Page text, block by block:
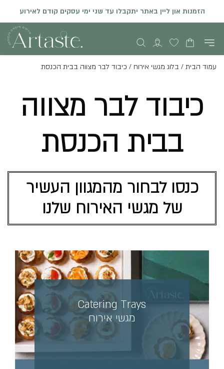
הזמנות און ליין באתר יתקבלו עד שני ימי עסקים קודם לאירוע
עמוד הבית / בלוג מגשי אירוח / כיבוד לבר מצווה בבית הכנסת
כיבוד לבר מצווה
בבית הכנסת
כנסו לבחור מהמגוון העשיר
של מגשי האירוח שלנו
Catering Trays
מגשי אירוח